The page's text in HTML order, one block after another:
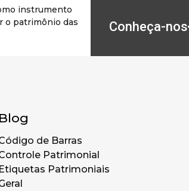
instrumento
o patrimônio das
Conheça-nos
Blog
de Barras
Patrimonial
Etiquetas Patrimoniais